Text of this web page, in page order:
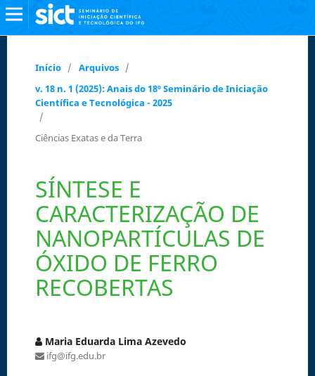
Início / Arquivos /
v. 18 n. 1 (2025): Anais do 18º Seminário de Iniciação
Científica e Tecnológica - 2025
/
Ciências Exatas e da Terra
SÍNTESE E
CARACTERIZAÇÃO DE
NANOPARTÍCULAS DE
ÓXIDO DE FERRO
RECOBERTAS
Maria Eduarda Lima Azevedo
ifg@ifg.edu.br